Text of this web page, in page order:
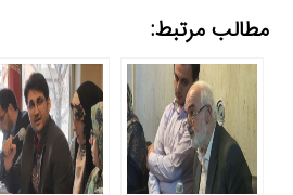
مطالب مرتبط: